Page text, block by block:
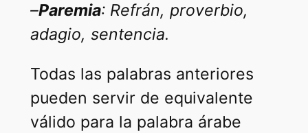
–Paremia: Refrán, proverbio,
adagio, sentencia.
Todas las palabras anteriores
pueden servir de equivalente
válido para la palabra árabe